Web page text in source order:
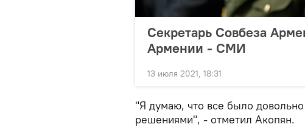
Секретарь Совбеза
Армении - СМИ
13 июля 2021, 18:31
"Я думаю, что все было
решениями", - отметил Акопян.